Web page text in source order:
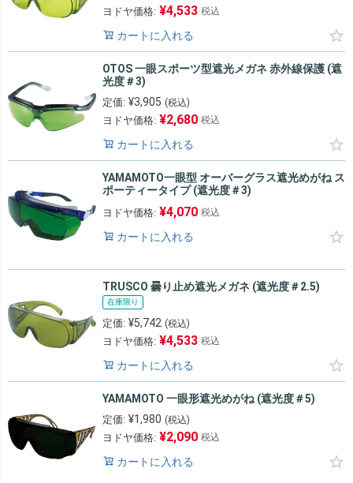
ヨドヤ価格: ¥4,533 税込
カートに入れる
OTOS 一眼スポーツ型遮光メガネ 赤外線保護 (遮
光度＃3)
定価: ¥3,905 (税込)
ヨドヤ価格: ¥2,680 税込
カートに入れる
YAMAMOTO一眼型 オーバーグラス遮光めがね ス
ポーティータイプ (遮光度＃3)
ヨドヤ価格: ¥4,070 税込
カートに入れる
TRUSCO 曇り止め遮光メガネ (遮光度＃2.5)
在庫限り
定価: ¥5,742 (税込)
ヨドヤ価格: ¥4,533 税込
カートに入れる
YAMAMOTO 一眼形遮光めがね (遮光度＃5)
定価: ¥1,980 (税込)
ヨドヤ価格: ¥2,090 税込
カートに入れる